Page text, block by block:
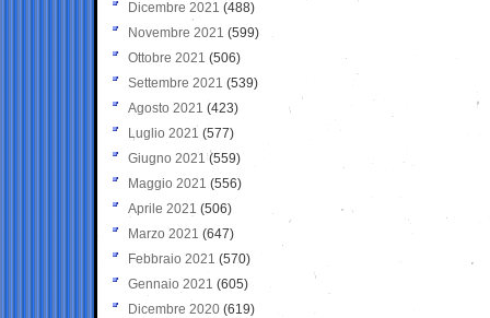
Dicembre 2021 (488)
Novembre 2021 (599)
Ottobre 2021 (506)
Settembre 2021 (539)
Agosto 2021 (423)
Luglio 2021 (577)
Giugno 2021(559)
Maggio 2021 (556)
Aprile 2021 (506)
Marzo 2021 (647)
Febbraio 2021 (570)
Gennaio 2021 (605)
Dicembre 2020 (619)